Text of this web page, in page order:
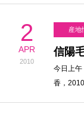
2
APR
2010
産地
信陽
今日上
香，